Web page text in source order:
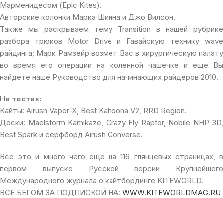
Марменидесом (Epic Kites).
Авторские колонки Марка Шинна и Джо Вилсон.
Также мы раскрываем тему Transition в нашей рубрике
разбора трюков Motor Drive и Гавайскую технику wave
райдинга; Марк Рамзейр возмет Вас в хирургическую палату
во время его операции на коленной чашечке и еще Вы
найдете наше Руководство для начинающих райдеров 2010.
На тестах:
Кайты: Airush Vapor-X, Best Kahoona V2, RRD Region.
Доски: Maelstorm Kamikaze, Crazy Fly Raptor, Nobile NHP 3D,
Best Spark и серфборд Airush Converse.
Все это и много чего еще на 116 глянцевых страницах, в
первом выпуске Русской версии Крупнейшего
Международного журнала о кайтбординге KITEWORLD.
ВСЕ БЕГОМ ЗА ПОДПИСКОЙ НА: WWW.KITEWORLDMAG.RU